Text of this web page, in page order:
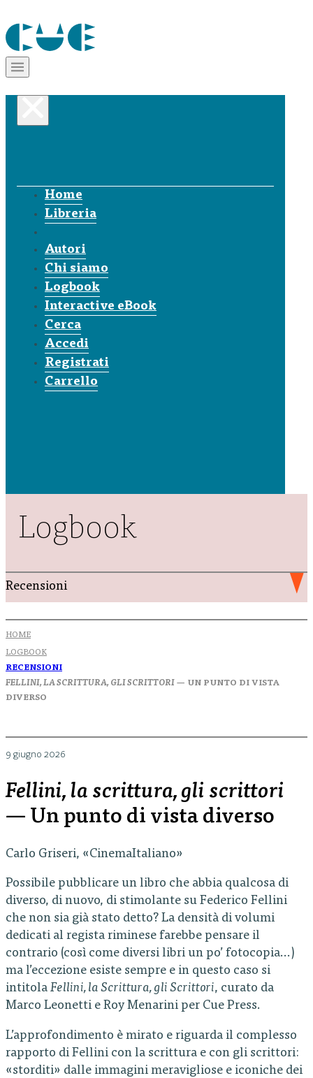
Home
Libreria
Autori
Chi siamo
Logbook
Interactive eBook
Cerca
Accedi
Registrati
Carrello
Logbook
Recensioni
HOME
LOGBOOK
RECENSIONI
FELLINI, LA SCRITTURA, GLI SCRITTORI — UN PUNTO DI VISTA
DIVERSO
9 giugno 2026
Fellini, la scrittura, gli scrittori
— Un punto di vista diverso
Carlo Griseri, «CinemaItaliano»
Possibile pubblicare un libro che abbia qualcosa di
diverso, di nuovo, di stimolante su Federico Fellini
che non sia già stato detto? La densità di volumi
dedicati al regista riminese farebbe pensare il
contrario (così come diversi libri un po’ fotocopia…)
ma l’eccezione esiste sempre e in questo caso si
intitola Fellini, la Scrittura, gli Scrittori, curato da
Marco Leonetti e Roy Menarini per Cue Press.
L’approfondimento è mirato e riguarda il complesso
rapporto di Fellini con la scrittura e con gli scrittori:
«storditi» dalle immagini meravigliose e iconiche dei